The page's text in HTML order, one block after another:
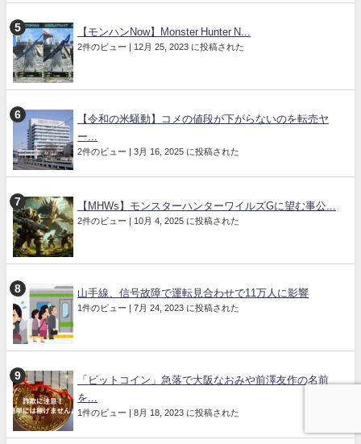
【モンハンNow】Monster Hunter N...
2件のビュー 12月 25, 2023 に投稿された
【令和の米騒動】コメの値段が下がらないのを転売ヤ
ー...
2件のビュー 3月 16, 2025 に投稿された
【MHWs】モンスターハンターワイルズGに望む事公...
2件のビュー 10月 4, 2025 に投稿された
山手線、信号故障で運転見合わせで11万人に影響
1件のビュー 7月 24, 2023 に投稿された
「ビットコイン」急落で大阪なおみや前澤友作の名前
を...
1件のビュー 8月 18, 2023 に投稿された